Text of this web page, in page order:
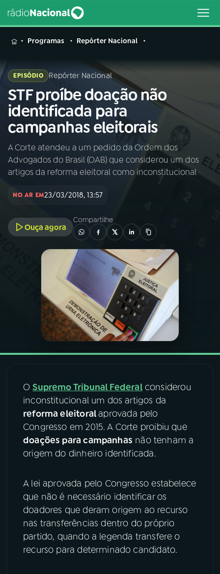
MENU
Buscar
na
Rádio
Nacional
Buscar
AO VIVO
PROGRAMAS
PODCASTS
VIDEOCASTS
08FESTIVAL DE MÚSICA
ACOMPANHE A RÁDIO NACIONAL
YouTube Facebook
Instagram X
TikTok
Programas Repórter Nacional
EPISÓDIO Repórter Nacional
STF proíbe doação não
identificada para
campanhas eleitorais
A Corte atendeu a um pedido da Ordem dos
Advogados do Brasil (OAB) que considerou um dos
artigos da reforma eleitoral como inconstitucional
NO AR EM23/03/2018, 13:57
Ouça agora
Compartilhe
OSupremo Tribunal Federalconsiderou
inconstitucional um dos artigos da
reforma eleitoralaprovada pelo
Congresso em 2015. A Corte proibiu que
doações para campanhas não tenham a
origem do dinheiro identificada.
A lei aprovada pelo Congresso estabelece
que não é necessário identificar os
doadores que deram origem ao recurso
nas transferências dentro do próprio
partido, quando a legenda transfere o
recurso para determinado candidato.